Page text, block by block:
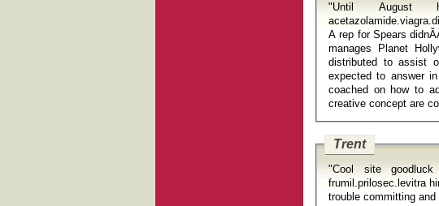
"Until August
A rep for Spears
manages Planet
distributed to assist
expected to answer
coached on how to
Trent
"Cool site goodluck
frumil.prilosec.levitra himalaya
trouble committing